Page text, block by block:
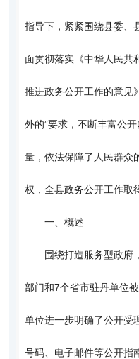
指导下，紧紧围绕县委、
面贯彻落实《中华人民共
推进政务公开工作的意见
外的”要求，不断丰富公
量，依法保障了人民群众
权，全县政务公开工作取
一、概述
围绕打造服务型政府，
部门和7个省市驻丹单位
单位进一步明确了公开受
号码、电子邮件等公开指